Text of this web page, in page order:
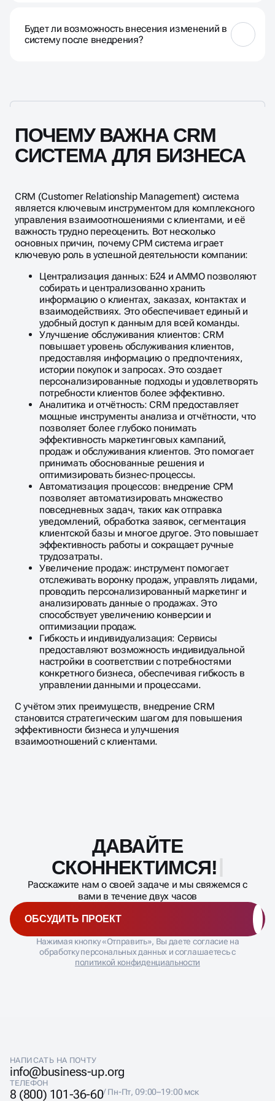
материалы и персональную поддержку.
Будет ли возможность внесения изменений в
систему после внедрения?
вашего бизнеса.
ПОЧЕМУ ВАЖНА CRM
СИСТЕМА ДЛЯ БИЗНЕСА
CRM (Customer Relationship Management) система
является ключевым инструментом для комплексного
управления взаимоотношениями с клиентами, и её
важность трудно переоценить. Вот несколько
основных причин, почему СРМ система играет
ключевую роль в успешной деятельности компании:
Централизация данных: Б24 и АММО позволяют
собирать и централизованно хранить
информацию о клиентах, заказах, контактах и
взаимодействиях. Это обеспечивает единый и
удобный доступ к данным для всей команды.
Улучшение обслуживания клиентов: CRM
повышает уровень обслуживания клиентов,
предоставляя информацию о предпочтениях,
истории покупок и запросах. Это создает
персонализированные подходы и удовлетворять
потребности клиентов более эффективно.
Аналитика и отчётность: CRM предоставляет
мощные инструменты анализа и отчётности, что
позволяет более глубоко понимать
эффективность маркетинговых кампаний,
продаж и обслуживания клиентов. Это помогает
принимать обоснованные решения и
оптимизировать бизнес-процессы.
Автоматизация процессов: внедрение СРМ
позволяет автоматизировать множество
повседневных задач, таких как отправка
уведомлений, обработка заявок, сегментация
клиентской базы и многое другое. Это повышает
эффективность работы и сокращает ручные
трудозатраты.
Увеличение продаж: инструмент помогает
отслеживать воронку продаж, управлять лидами,
проводить персонализированный маркетинг и
анализировать данные о продажах. Это
способствует увеличению конверсии и
оптимизации продаж.
Гибкость и индивидуализация: Сервисы
предоставляют возможность индивидуальной
настройки в соответствии с потребностями
конкретного бизнеса, обеспечивая гибкость в
управлении данными и процессами.
С учётом этих преимуществ, внедрение CRM
становится стратегическим шагом для повышения
эффективности бизнеса и улучшения
взаимоотношений с клиентами.
Масштабирование
процесса
ДАВАЙТЕ
СКОННЕКТИМСЯ!
Расскажите нам о своей задаче и мы свяжемся с
вами в течение двух часов
ОБСУДИТЬ ПРОЕКТ
Нажимая кнопку «Отправить», Вы даете согласие на
обработку персональных данных и соглашаетесь с
политикой конфиденциальности
НАПИСАТЬ НА ПОЧТУ
info@business-up.org
ТЕЛЕФОН
8 (800) 101-36-60/ Пн-Пт, 09:00–19:00 мск